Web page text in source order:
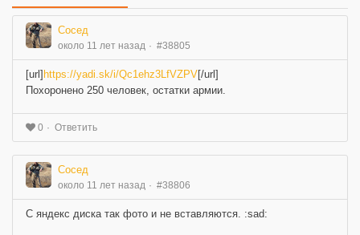
Сосед
около 11 лет назад #38805
[url]https://yadi.sk/i/Qc1ehz3LfVZPV[/url]
Похоронено 250 человек, остатки армии.
0 Ответить
Сосед
около 11 лет назад #38806
С яндекс диска так фото и не вставляются. :sad: